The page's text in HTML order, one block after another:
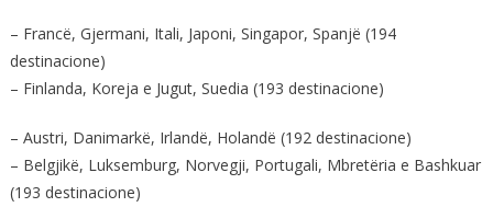
– Francë, Gjermani, Itali, Japoni, Singapor, Spanjë (194
destinacione)
– Finlanda, Koreja e Jugut, Suedia (193 destinacione)
– Austri, Danimarkë, Irlandë, Holandë (192 destinacione)
– Belgjikë, Luksemburg, Norvegji, Portugali, Mbretëria e Bashkuar
(193 destinacione)